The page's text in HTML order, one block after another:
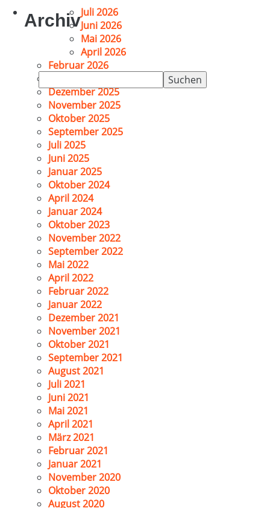
Suchen
nach:
ArchivJuli 2026
Juni 2026
Mai 2026
April 2026
Februar 2026
Dezember 2025
November 2025
Oktober 2025
September 2025
Juli 2025
Juni 2025
Januar 2025
Oktober 2024
April 2024
Januar 2024
Oktober 2023
November 2022
September 2022
Mai 2022
April 2022
Februar 2022
Januar 2022
Dezember 2021
November 2021
Oktober 2021
September 2021
August 2021
Juli 2021
Juni 2021
Mai 2021
April 2021
März 2021
Februar 2021
Januar 2021
November 2020
Oktober 2020
August 2020